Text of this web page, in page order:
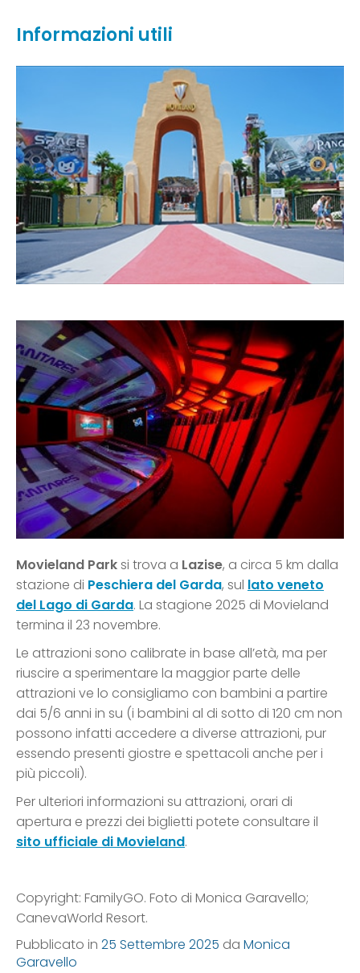
Informazioni utili
Movieland Parksi trova a Lazise, a circa 5 km dalla
stazione di Peschiera del Garda, sul lato veneto
del Lago di Garda. La stagione 2025 di Movieland
termina il 23 novembre.
Le attrazioni sono calibrate in base all’età, ma per
riuscire a sperimentare la maggior parte delle
attrazioni ve lo consigliamo con bambini a partire
dai 5/6 anni in su (i bambini al di sotto di 120 cm non
possono infatti accedere a diverse attrazioni, pur
essendo presenti giostre e spettacoli anche per i
più piccoli).
Per ulteriori informazioni su attrazioni, orari di
apertura e prezzi dei biglietti potete consultare il
sito ufficiale di Movieland.
Copyright: FamilyGO. Foto di Monica Garavello;
CanevaWorld Resort.
Pubblicato in 25 Settembre 2025 da Monica
Garavello